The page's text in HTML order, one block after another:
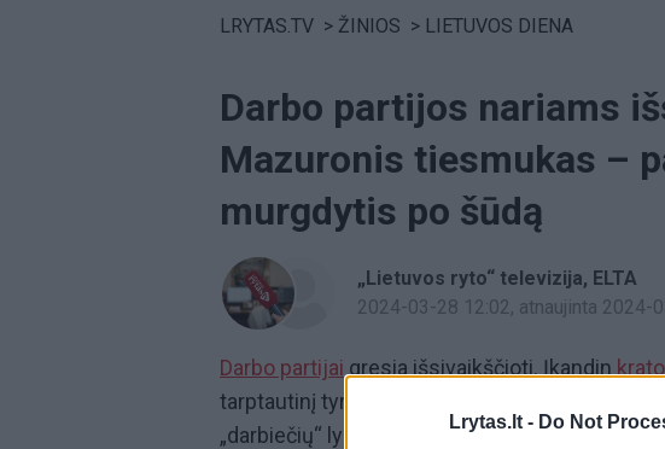
Lrytas.lt - Do Not
LRYTAS.TV > ŽINIOS > LIETUVOS DIENA
Darbo partijos nariams
Mazuronis tiesmukas –
murgdytis po šūdą
„Lietuvos ryto“ televizija ELTA
2024-03-28 12:02, atnaujinta 2024-
Darbo partijai gresia išsivaikščioti. Įkandin
tarptautinį tyrimą, susijusį su Europos
„darbiečių“ lyderiai sako pavargę nuo tyrimų,